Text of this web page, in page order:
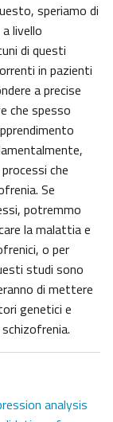
speriamo di
livello
di questi
in pazienti
a precise
che spesso
che
Se
potremmo
la malattia e
o per
studi sono
di mettere
genetici e
analysis